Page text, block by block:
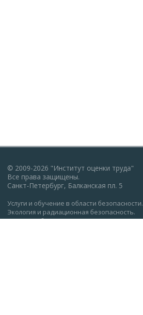
© 2009-2026 "Институт оценки труда"
Все права защищены.
Санкт-Петербург, Балканская пл. 5
Услуги и обучение в области безопасности.
Экология и радиационная безопасность.
Пожарная безопасность, ГО и ЧС.